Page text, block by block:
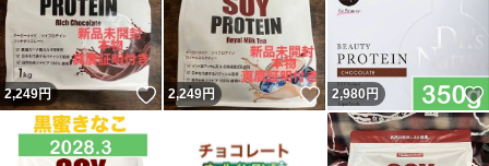
2,249円 いいね！
2,249円 いいね！
2,980円